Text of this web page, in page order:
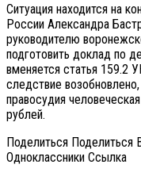
Ситуация находится на
России Александра
руководителю
подготовить доклад по
вменяется статья 159.2
следствие
правосудия
рублей.
Поделиться
Одноклассники Cсылка